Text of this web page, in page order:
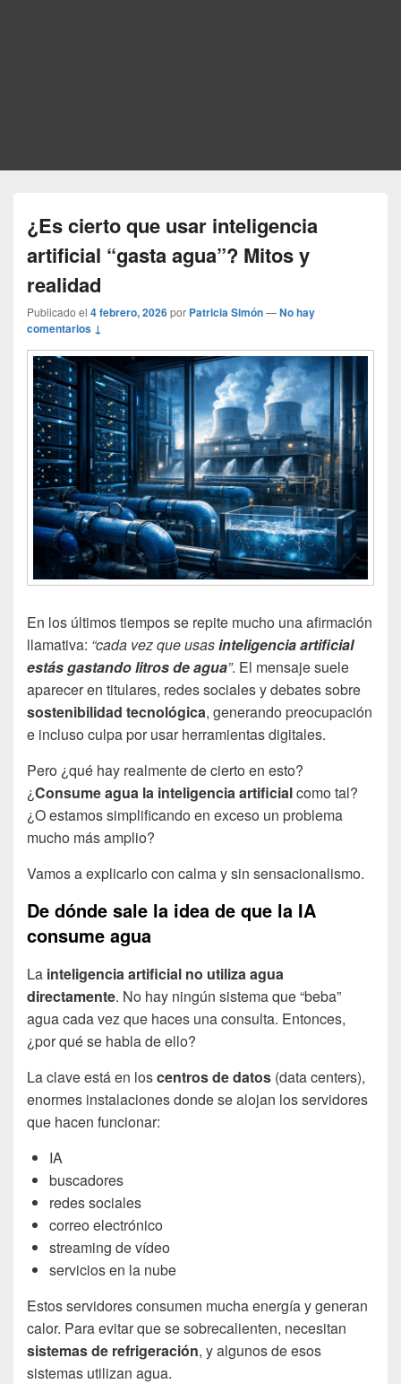
¿Es cierto que usar inteligencia
artificial “gasta agua”? Mitos y
realidad
Publicado el 4 febrero, 2026por Patricia Simón—No hay
comentarios ↓
En los últimos tiempos se repite mucho una afirmación
llamativa: “cada vez que usasinteligencia artificial
estás gastando litros de agua”. El mensaje suele
aparecer en titulares, redes sociales y debates sobre
sostenibilidad tecnológica, generando preocupación
e incluso culpa por usar herramientas digitales.
Pero ¿qué hay realmente de cierto en esto?
¿Consume agua la inteligencia artificialcomo tal?
¿O estamos simplificando en exceso un problema
mucho más amplio?
Vamos a explicarlo con calma y sin sensacionalismo.
De dónde sale la idea de que la IA
consume agua
La inteligencia artificial no utiliza agua
directamente. No hay ningún sistema que “beba”
agua cada vez que haces una consulta. Entonces,
¿por qué se habla de ello?
La clave está en loscentros de datos (data centers),
enormes instalaciones donde se alojan los servidores
que hacen funcionar:
IA
buscadores
redes sociales
correo electrónico
streaming de vídeo
servicios en la nube
Estos servidores consumen mucha energía y generan
calor. Para evitar que se sobrecalienten, necesitan
sistemas de refrigeración, y algunos de esos
sistemas utilizan agua.